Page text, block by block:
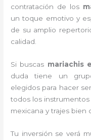
contratación de los
un toque emotivo y
de su amplio
calidad.
Si buscas mariachis
duda tiene un
elegidos para hacer
todos los instrumentos
mexicana y trajes bien
Tu inversión se verá